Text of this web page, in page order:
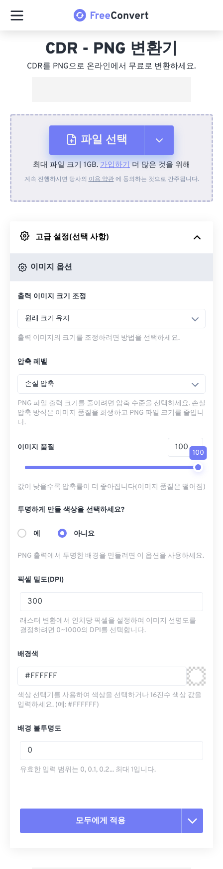
CDR - PNG 변환기
CDR를 PNG으로 온라인에서 무료로 변환하세요.
파일 선택
장치에서
Google 드라이브에서
최대 파일 크기 1GB. 가입하기 더 많은 것을 위해
계속 진행하시면 당사의 이용 약관에 동의하는 것으로 간주됩니다.
고급 설정(선택 사항)
이미지 옵션
출력 이미지 크기 조정
원래 크기 유지
출력 이미지의 크기를 조정하려면 방법을 선택하세요.
압축 레벨
손실 압축
PNG 파일 출력 크기를 줄이려면 압축 수준을 선택하세요. 손실
압축 방식은 이미지 품질을 희생하고 PNG 파일 크기를 줄입니
다.
이미지 품질
100
값이 낮을수록 압축률이 더 좋아집니다(이미지 품질은 떨어짐)
투명하게 만들 색상을 선택하세요?
예 아니요
PNG 출력에서 ​​투명한 배경을 만들려면 이 옵션을 사용하세요.
픽셀 밀도(DPI)
래스터 변환에서 인치당 픽셀을 설정하여 이미지 선명도를
결정하려면 0~1000의 DPI를 선택합니다.
배경색
색상 선택기를 사용하여 색상을 선택하거나 16진수 색상 값을
입력하세요. (예: #FFFFFF)
배경 불투명도
유효한 입력 범위는 0, 0.1, 0.2... 최대 1입니다.
모두에게 적용